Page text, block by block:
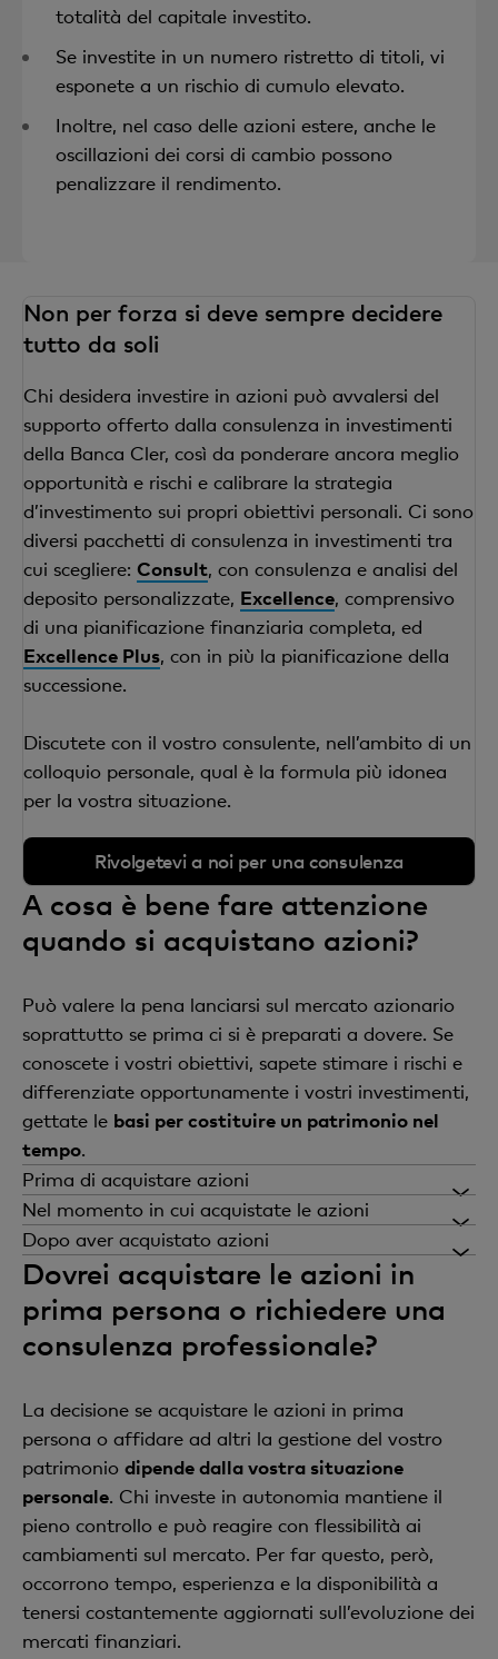
totalità del capitale investito.
Se investite in un numero ristretto di titoli, vi
esponete a un rischio di cumulo elevato.
Inoltre, nel caso delle azioni estere, anche le
oscillazioni dei corsi di cambio possono
penalizzare il rendimento.
Non per forza si deve sempre decidere
tutto da soli
Chi desidera investire in azioni può avvalersi del
supporto offerto dalla consulenza in investimenti
della Banca Cler, così da ponderare ancora meglio
opportunità e rischi e calibrare la strategia
d’investimento sui propri obiettivi personali. Ci sono
diversi pacchetti di consulenza in investimenti tra
cui scegliere: Consult, con consulenza e analisi del
deposito personalizzate, Excellence, comprensivo
di una pianificazione finanziaria completa, ed
Excellence Plus, con in più la pianificazione della
successione.
Discutete con il vostro consulente, nell’ambito di un
colloquio personale, qual è la formula più idonea
per la vostra situazione.
Rivolgetevi a noi per una consulenza
A cosa è bene fare attenzione
quando si acquistano azioni?
Può valere la pena lanciarsi sul mercato azionario
soprattutto se prima ci si è preparati a dovere. Se
conoscete i vostri obiettivi, sapete stimare i rischi e
differenziate opportunamente i vostri investimenti,
gettate le basi per costituire un patrimonio nel
tempo.
Prima di acquistare azioni
Definite gli obiettivi:riflettete in merito agli
obiettivi che volete perseguire, alla quantità di
capitale che intendete allocare e a quanto è
spiccata la vostra propensione al rischio.
Aprite un deposito: il presupposto per
effettuare compravendite di azioni è disporre di
online.
Effettuate verifiche sulle imprese:conducete
ricerche riguardo a situazione economica,
posizione sul mercato e prospettive delle
imprese in cui intendete investire.
Utilizzate gli indicatori:valori come il rapporto
corso/utile (P/E) o il rendimento da dividendi
possono aiutare a valutare meglio le azioni.
Nel momento in cui acquistate le azioni
Badate alla diversificazione:
capitale su più imprese, settori o paesi per
diversificare in ottica di rischio. A questo scopo
andrebbero inseriti in portafoglio anche fondi o
ETF.
commissioni d’acquisto, i costi di deposito e le
possibili commissioni sul cambio per le azioni
estere.
Scegliete il momento:le azioni vengono
negoziate durante gli orari di apertura delle
rispettive borse.
Dopo aver acquistato azioni
Monitoratene l’andamento:tenete d’occhio il
vostro deposito, così da poter reagire se ve ne
fosse necessità.
Pensate in ottica di lungo termine:
opportunità si possono cogliere conservando i
titoli per anni. Le fluttuazioni di breve termine
fanno parte del gioco.
Mantenete la calma:un approccio strategico
come «buy and hold», che prevede di conservare
le azioni per anni, può aiutare a «mettere da
parte» le emozioni e ad adottare un’ottica di
lungo termine.
Dovrei acquistare le azioni in
prima persona o richiedere una
consulenza professionale?
La decisione se acquistare le azioni in prima
persona o affidare ad altri la gestione del vostro
patrimonio dipende dalla vostra situazione
personale. Chi investe in autonomia mantiene il
pieno controllo e può reagire con flessibilità ai
cambiamenti sul mercato. Per far questo, però,
occorrono tempo, esperienza e la disponibilità a
tenersi costantemente aggiornati sull’evoluzione dei
mercati finanziari.